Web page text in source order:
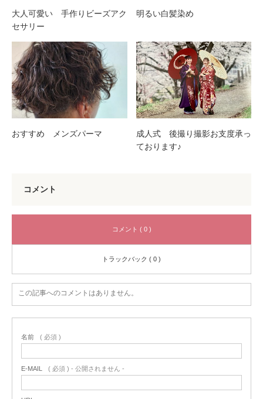
大人可愛い 手作りビーズアク
セサリー
明るい白髪染め
おすすめ メンズパーマ
成人式 後撮り撮影お支度承っ
ております♪
コメント
コメント ( 0 )
トラックバック ( 0 )
この記事へのコメントはありません。
名前 ( 必須 )
E-MAIL ( 必須 ) - 公開されません -